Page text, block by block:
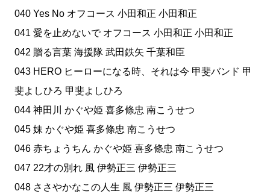
040 Yes No オフコース 小田和正 小田和正
041 愛を止めないで オフコース 小田和正 小田和正
042 贈る言葉 海援隊 武田鉄矢 千葉和臣
043 HERO ヒーローになる時、それは今 甲斐バンド 甲
斐よしひろ 甲斐よしひろ
044 神田川 かぐや姫 喜多條忠 南こうせつ
045 妹 かぐや姫 喜多條忠 南こうせつ
046 赤ちょうちん かぐや姫 喜多條忠 南こうせつ
047 22才の別れ 風 伊勢正三 伊勢正三
048 ささやかなこの人生 風 伊勢正三 伊勢正三